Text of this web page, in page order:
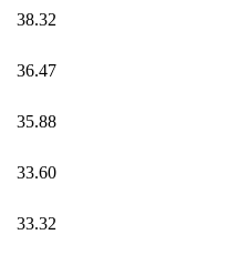
38.32
36.47
35.88
33.60
33.32